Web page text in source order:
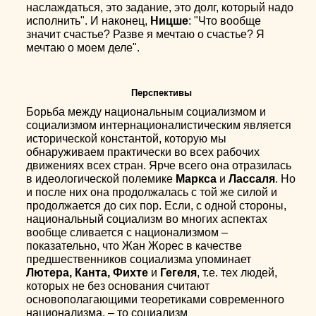
наслаждаться, это задание, это долг, который надо
исполнить". И наконец, Ницше: "Что вообще
значит счастье? Разве я мечтаю о счастье? Я
мечтаю о моем деле".
Перспективы
Борьба между национальным социализмом и
социализмом интернационалистическим является
исторической константой, которую мы
обнаруживаем практически во всех рабочих
движениях всех стран. Ярче всего она отразилась
в идеологической полемике Маркса иЛассаля. Но
и после них она продолжалась с той же силой и
продолжается до сих пор. Если, с одной стороны,
национальный социализм во многих аспектах
вообще сливается с национализмом –
показательно, что Жан Жорес в качестве
предшественников социализма упоминает
Лютера, Канта, Фихте и Гегеля, т.е. тех людей,
которых не без основания считают
основополагающими теоретиками современного
национализма, – то социализм